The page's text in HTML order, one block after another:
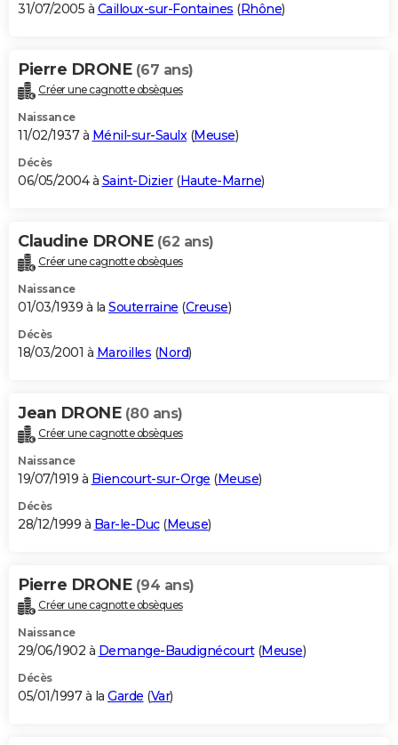
31/07/2005 à Cailloux-sur-Fontaines (Rhône)
Pierre DRONE (67 ans)
Créer une cagnotte obsèques
Naissance
11/02/1937 à Ménil-sur-Saulx(Meuse)
Décès
06/05/2004 à Saint-Dizier(Haute-Marne)
Claudine DRONE (62 ans)
Créer une cagnotte obsèques
Naissance
01/03/1939 à la Souterraine (Creuse)
Décès
18/03/2001 à Maroilles (Nord)
Jean DRONE (80 ans)
Créer une cagnotte obsèques
Naissance
19/07/1919 à Biencourt-sur-Orge (Meuse)
Décès
28/12/1999 à Bar-le-Duc(Meuse)
Pierre DRONE (94 ans)
Créer une cagnotte obsèques
Naissance
29/06/1902 à Demange-Baudignécourt(Meuse)
Décès
05/01/1997 à la Garde (Var)